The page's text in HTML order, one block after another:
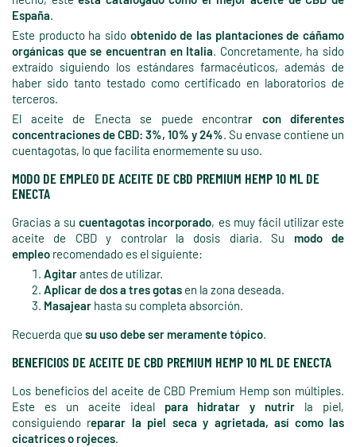
España.
Este producto ha sido obtenido de las plantaciones de cáñamo
orgánicas que se encuentran en Italia. Concretamente, ha sido
extraído siguiendo los estándares farmacéuticos, además de
haber sido tanto testado como certificado en laboratorios de
terceros.
El aceite de Enecta se puede encontrar con diferentes
concentraciones de CBD: 3%, 10% y 24%. Su envase contiene un
cuentagotas, lo que facilita enormemente su uso.
MODO DE EMPLEO DE ACEITE DE CBD PREMIUM HEMP 10 ML DE
ENECTA
Gracias a sucuentagotas incorporado, es muy fácil utilizar este
aceite de CBD y controlar la dosis diaria. Su modo de
empleo recomendado es el siguiente:
Agitarantes de utilizar.
Aplicar de dos a tres gotas en la zona deseada.
Masajear hasta su completa absorción.
Recuerda que su uso debe ser meramente tópico.
BENEFICIOS DE ACEITE DE CBD PREMIUM HEMP 10 ML DE ENECTA
Los beneficios del aceite de CBD Premium Hemp son múltiples.
Este es un aceite ideal para hidratar y nutrir la piel,
consiguiendo reparar la piel seca y agrietada, así como las
cicatrices o rojeces.